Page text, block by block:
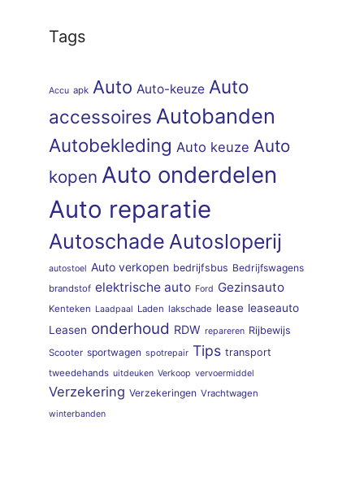
Tags
Accu apk Auto Auto-keuze Auto
accessoires Autobanden
Autobekleding Auto keuze Auto
kopen Auto onderdelen
Auto reparatie
Autoschade Autosloperij
autostoel Auto verkopen bedrijfsbus Bedrijfswagens
brandstof elektrische auto Ford Gezinsauto
Kenteken Laadpaal Laden lakschade lease leaseauto
Leasen onderhoud RDW repareren Rijbewijs
Scooter sportwagen spotrepair Tips transport
tweedehands uitdeuken Verkoop vervoermiddel
Verzekering Verzekeringen Vrachtwagen
winterbanden